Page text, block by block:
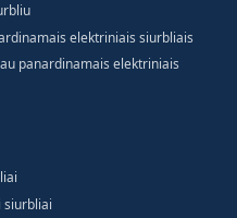
elektriniais siurbliais
panardinamais elektriniais
siurbliai